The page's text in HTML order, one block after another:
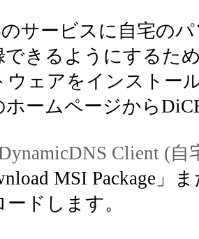
サービスに自宅の
できるようにするた
ウェアをインストー
ホームページから
Client (
MSI Package」
ードします。